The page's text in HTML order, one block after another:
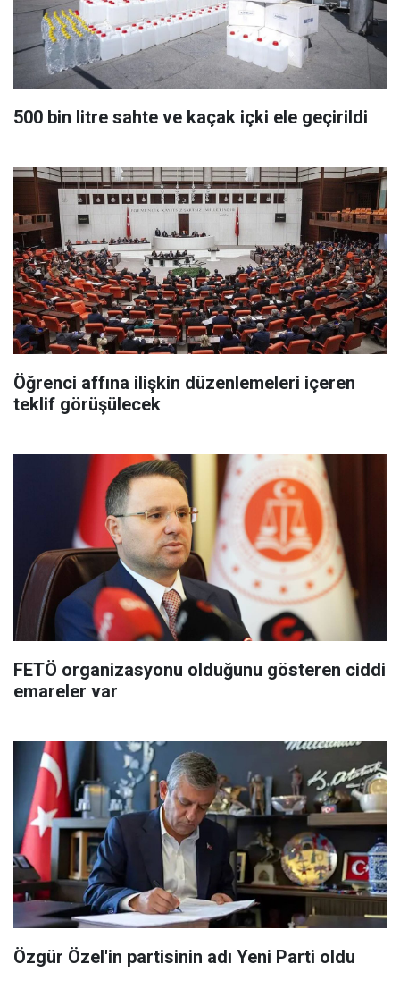
500 bin litre sahte ve kaçak içki ele geçirildi
Öğrenci affına ilişkin düzenlemeleri içeren
teklif görüşülecek
FETÖ organizasyonu olduğunu gösteren ciddi
emareler var
Özgür Özel'in partisinin adı Yeni Parti oldu